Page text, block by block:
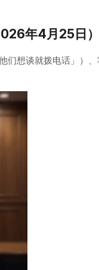
年4月25日）
们想谈就拨电话」）